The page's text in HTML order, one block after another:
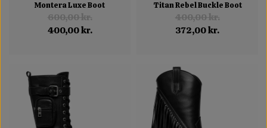
Montera Luxe Boot
600,00 kr.
400,00 kr.
Titan Rebel Buckle Boot
400,00 kr.
372,00 kr.